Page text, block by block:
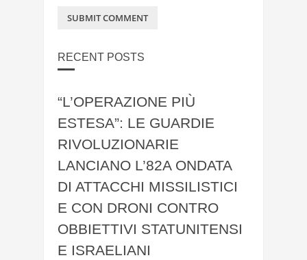
RECENT POSTS
“L’OPERAZIONE PIÙ
ESTESA”: LE GUARDIE
RIVOLUZIONARIE
LANCIANO L’82A ONDATA
DI ATTACCHI MISSILISTICI
E CON DRONI CONTRO
OBBIETTIVI STATUNITENSI
E ISRAELIANI